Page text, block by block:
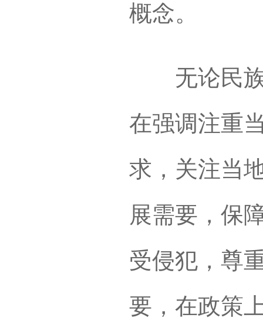
概念。
无论民族
在强调注重
求，关注当
展需要，保
受侵犯，尊
要，在政策